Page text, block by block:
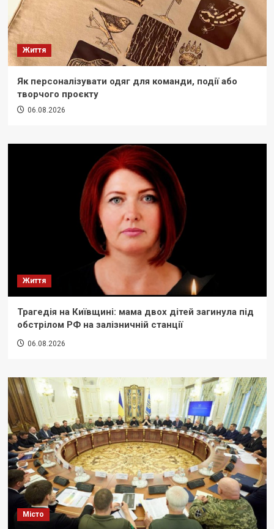
Життя
Як персоналізувати одяг для команди, події або
творчого проєкту
06.08.2026
Життя
Трагедія на Київщині: мама двох дітей загинула під
обстрілом РФ на залізничній станції
06.08.2026
Місто